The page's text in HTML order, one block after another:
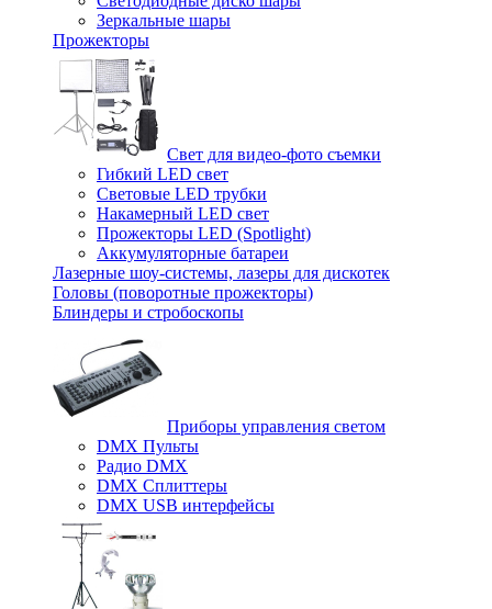
Зеркальные шары
Прожекторы
Свет для видео-фото съемки
Гибкий LED свет
Световые LED трубки
Накамерный LED свет
Прожекторы LED (Spotlight)
Аккумуляторные батареи
Лазерные шоу-системы, лазеры для дискотек
Головы (поворотные прожекторы)
Блиндеры и стробоскопы
Приборы управления светом
DMX Пульты
Радио DMX
DMX Сплиттеры
DMX USB интерфейсы